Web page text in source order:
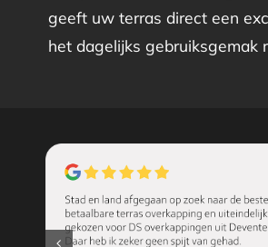
geeft uw terras direct een
het dagelijks gebruiksgemak